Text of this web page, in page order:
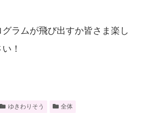
ラムが飛び出すか皆さま楽し
！
ゆきわりそう 全体